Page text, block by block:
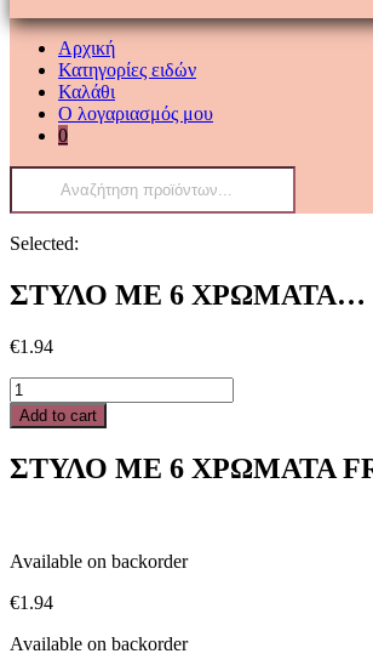
Αρχική
Κατηγορίες ειδών
Καλάθι
Ο λογαριασμός μου
0
Products
Selected:
ΣΤΥΛΟ ME 6 ΧΡΩΜΑΤΑ…
€1.94
ΣΤΥΛΟ
ME
6
FROZEN
Add to cart
ΣΤΥΛΟ ME 6 ΧΡΩΜΑΤΑ
Available on backorder
€1.94
Available on backorder